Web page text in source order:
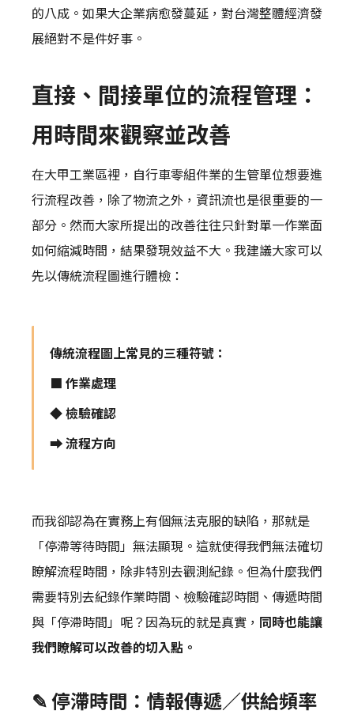
的八成。如果大企業病愈發蔓延，對台灣整體經濟發
展絕對不是件好事。
直接、間接單位的流程管理：
用時間來觀察並改善
在大甲工業區裡，自行車零組件業的生管單位想要進
行流程改善，除了物流之外，資訊流也是很重要的一
部分。然而大家所提出的改善往往只針對單一作業面
如何縮減時間，結果發現效益不大。我建議大家可以
先以傳統流程圖進行體檢：
傳統流程圖上常見的三種符號：
■ 作業處理
◆ 檢驗確認
⮕ 流程方向
而我卻認為在實務上有個無法克服的缺陷，那就是
「停滯等待時間」無法顯現。這就使得我們無法確切
瞭解流程時間，除非特別去觀測紀錄。但為什麼我們
需要特別去紀錄作業時間、檢驗確認時間、傳遞時間
與「停滯時間」呢？因為玩的就是真實， 同時也能讓
我們瞭解可以改善的切入點。
✎ 停滯時間：情報傳遞／供給頻率